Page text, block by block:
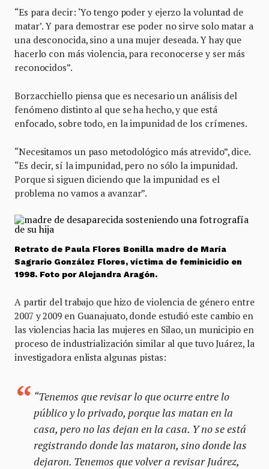
“Es para decir: ‘Yo tengo poder y ejerzo la voluntad de
matar’. Y para demostrar ese poder no sirve solo matar a
una desconocida, sino a una mujer deseada. Y hay que
hacerlo con más violencia, para reconocerse y ser más
reconocidos”.
Borzacchiello piensa que es necesario un análisis del
fenómeno distinto al que se ha hecho, y que está
enfocado, sobre todo, en la impunidad de los crímenes.
“Necesitamos un paso metodológico más atrevido”, dice.
“Es decir, sí la impunidad, pero no sólo la impunidad.
Porque si siguen diciendo que la impunidad es el
problema no vamos a avanzar”.
Retrato de Paula Flores Bonilla madre de María
Sagrario González Flores, víctima de feminicidio en
1998. Foto por Alejandra Aragón.
A partir del trabajo que hizo de violencia de género entre
2007 y 2009 en Guanajuato, donde estudió este cambio en
las violencias hacia las mujeres en Silao, un municipio en
proceso de industrialización similar al que tuvo Juárez, la
investigadora enlista algunas pistas:
“Tenemos que revisar lo que ocurre entre lo
público y lo privado, porque las matan en la
casa, pero no las dejan en la casa. Y no se está
registrando donde las mataron, sino donde las
dejaron. Tenemos que volver a revisar Juárez,